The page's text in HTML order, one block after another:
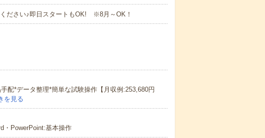
ださい♪即日スタートもOK! ※8月～OK！
配*データ整理*簡単な試験操作【月収例:253,680円
を見る
・PowerPoint:基本操作